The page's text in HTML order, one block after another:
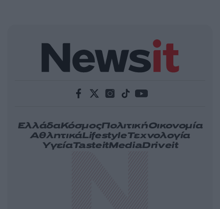
ΕλλάδαΚόσμοςΠολιτικήΟικονομία
ΑθλητικάLifestyleΤεχνολογία
ΥγείαTasteitMediaDriveit